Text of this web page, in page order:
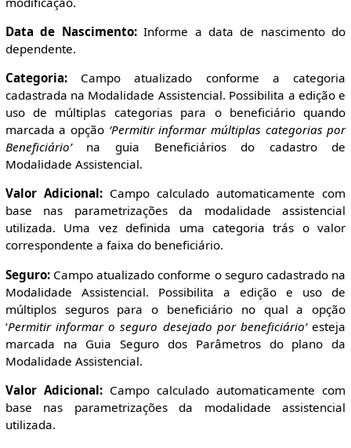
Data de Nascimento:Informe a data de nascimento do
dependente.
Categoria:Campo atualizado conforme a categoria
cadastrada na Modalidade Assistencial. Possibilita a edição e
uso de múltiplas categorias para o beneficiário quando
marcada a opção ‘Permitir informar múltiplas categorias por
Beneficiário’na guia Beneficiários do cadastro de
Modalidade Assistencial.
Valor Adicional:Campo calculado automaticamente com
base nas parametrizações da modalidade assistencial
utilizada. Uma vez definida uma categoria trás o valor
correspondente a faixa do beneficiário.
Seguro:Campo atualizado conforme o seguro cadastrado na
Modalidade Assistencial. Possibilita a edição e uso de
múltiplos seguros para o beneficiário no qual a opção
‘Permitir informar o seguro desejado por beneficiário’ esteja
marcada na Guia Seguro dos Parâmetros do plano da
Modalidade Assistencial.
Valor Adicional:Campo calculado automaticamente com
base nas parametrizações da modalidade assistencial
utilizada.